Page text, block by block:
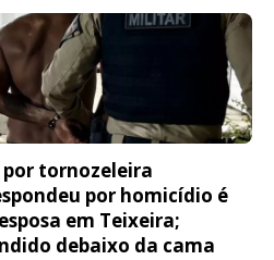
tornozeleira
por homicídio é
em Teixeira;
debaixo da cama